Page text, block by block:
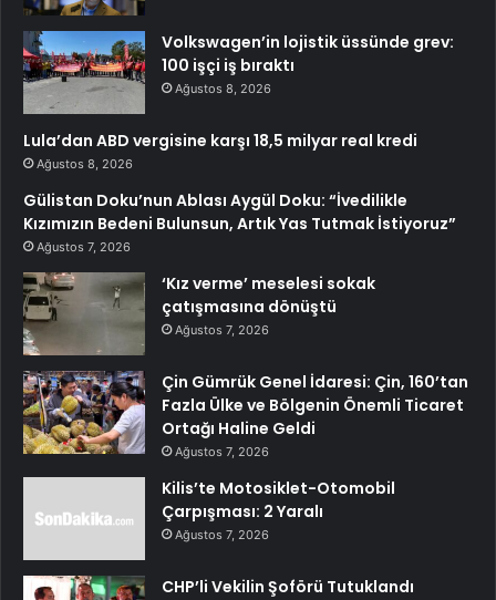
Volkswagen’in lojistik üssünde grev:
100 işçi iş bıraktı
Ağustos 8, 2026
Lula’dan ABD vergisine karşı 18,5 milyar real kredi
Ağustos 8, 2026
Gülistan Doku’nun Ablası Aygül Doku: “İvedilikle
Kızımızın Bedeni Bulunsun, Artık Yas Tutmak İstiyoruz”
Ağustos 7, 2026
‘Kız verme’ meselesi sokak
çatışmasına dönüştü
Ağustos 7, 2026
Çin Gümrük Genel İdaresi: Çin, 160’tan
Fazla Ülke ve Bölgenin Önemli Ticaret
Ortağı Haline Geldi
Ağustos 7, 2026
Kilis’te Motosiklet-Otomobil
Çarpışması: 2 Yaralı
Ağustos 7, 2026
CHP’li Vekilin Şoförü Tutuklandı